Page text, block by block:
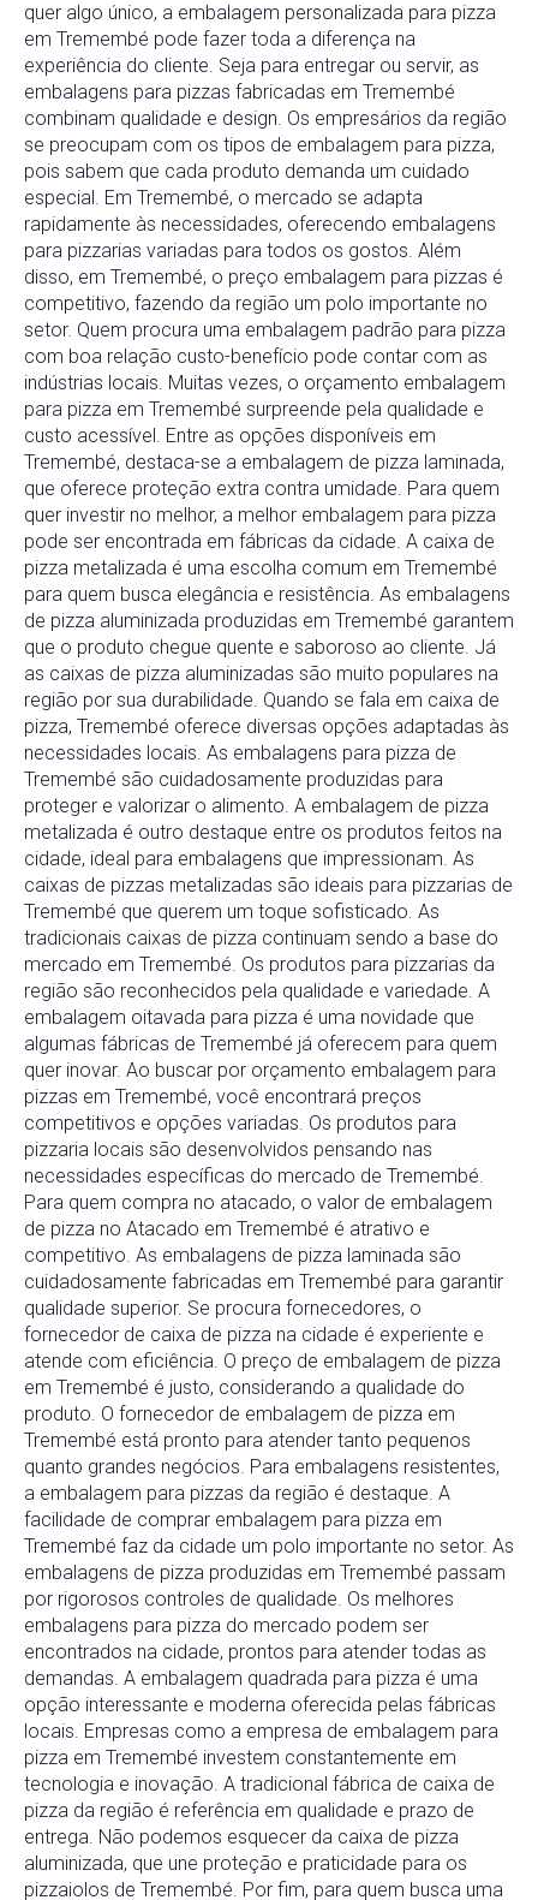
quer algo único, a embalagem personalizada para pizza
em Tremembé pode fazer toda a diferença na
experiência do cliente. Seja para entregar ou servir, as
embalagens para pizzas fabricadas em Tremembé
combinam qualidade e design. Os empresários da região
se preocupam com os tipos de embalagem para pizza,
pois sabem que cada produto demanda um cuidado
especial. Em Tremembé, o mercado se adapta
rapidamente às necessidades, oferecendo embalagens
para pizzarias variadas para todos os gostos. Além
disso, em Tremembé, o preço embalagem para pizzas é
competitivo, fazendo da região um polo importante no
setor. Quem procura uma embalagem padrão para pizza
com boa relação custo-benefício pode contar com as
indústrias locais. Muitas vezes, o orçamento embalagem
para pizza em Tremembé surpreende pela qualidade e
custo acessível. Entre as opções disponíveis em
Tremembé, destaca-se a embalagem de pizza laminada,
que oferece proteção extra contra umidade. Para quem
quer investir no melhor, a melhor embalagem para pizza
pode ser encontrada em fábricas da cidade. A caixa de
pizza metalizada é uma escolha comum em Tremembé
para quem busca elegância e resistência. As embalagens
de pizza aluminizada produzidas em Tremembé garantem
que o produto chegue quente e saboroso ao cliente. Já
as caixas de pizza aluminizadas são muito populares na
região por sua durabilidade. Quando se fala em caixa de
pizza, Tremembé oferece diversas opções adaptadas às
necessidades locais. As embalagens para pizza de
Tremembé são cuidadosamente produzidas para
proteger e valorizar o alimento. A embalagem de pizza
metalizada é outro destaque entre os produtos feitos na
cidade, ideal para embalagens que impressionam. As
caixas de pizzas metalizadas são ideais para pizzarias de
Tremembé que querem um toque sofisticado. As
tradicionais caixas de pizza continuam sendo a base do
mercado em Tremembé. Os produtos para pizzarias da
região são reconhecidos pela qualidade e variedade. A
embalagem oitavada para pizza é uma novidade que
algumas fábricas de Tremembé já oferecem para quem
quer inovar. Ao buscar por orçamento embalagem para
pizzas em Tremembé, você encontrará preços
competitivos e opções variadas. Os produtos para
pizzaria locais são desenvolvidos pensando nas
necessidades específicas do mercado de Tremembé.
Para quem compra no atacado, o valor de embalagem
de pizza no Atacado em Tremembé é atrativo e
competitivo. As embalagens de pizza laminada são
cuidadosamente fabricadas em Tremembé para garantir
qualidade superior. Se procura fornecedores, o
fornecedor de caixa de pizza na cidade é experiente e
atende com eficiência. O preço de embalagem de pizza
em Tremembé é justo, considerando a qualidade do
produto. O fornecedor de embalagem de pizza em
Tremembé está pronto para atender tanto pequenos
quanto grandes negócios. Para embalagens resistentes,
a embalagem para pizzas da região é destaque. A
facilidade de comprar embalagem para pizza em
Tremembé faz da cidade um polo importante no setor. As
embalagens de pizza produzidas em Tremembé passam
por rigorosos controles de qualidade. Os melhores
embalagens para pizza do mercado podem ser
encontrados na cidade, prontos para atender todas as
demandas. A embalagem quadrada para pizza é uma
opção interessante e moderna oferecida pelas fábricas
locais. Empresas como a empresa de embalagem para
pizza em Tremembé investem constantemente em
tecnologia e inovação. A tradicional fábrica de caixa de
pizza da região é referência em qualidade e prazo de
entrega. Não podemos esquecer da caixa de pizza
aluminizada, que une proteção e praticidade para os
pizzaiolos de Tremembé. Por fim, para quem busca uma